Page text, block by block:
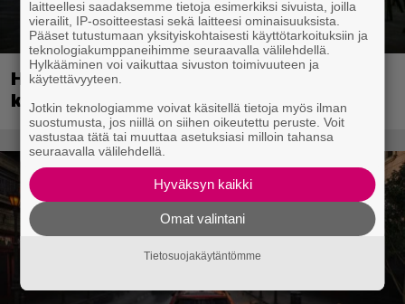
Huippusuosittu Soturikissat-kirjasarja
kääntyy videopeliksi
laitteellesi saadaksemme tietoja esimerkiksi sivuista, joilla
vierailit, IP-osoitteestasi sekä laitteesi ominaisuuksista.
Pääset tutustumaan yksityiskohtaisesti käyttötarkoituksiin ja
teknologiakumppaneihimme seuraavalla välilehdellä.
Hylkääminen voi vaikuttaa sivuston toimivuuteen ja
käytettävyyteen.
Jotkin teknologiamme voivat käsitellä tietoja myös ilman
suostumusta, jos niillä on siihen oikeutettu peruste. Voit
vastustaa tätä tai muuttaa asetuksiasi milloin tahansa
seuraavalla välilehdellä.
Hyväksyn kaikki
Omat valintani
Tietosuojakäytäntömme